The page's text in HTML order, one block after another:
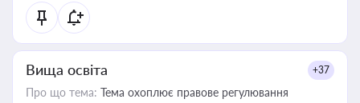
Вища освіта +37
Про що тема: Тема охоплює правове регулювання